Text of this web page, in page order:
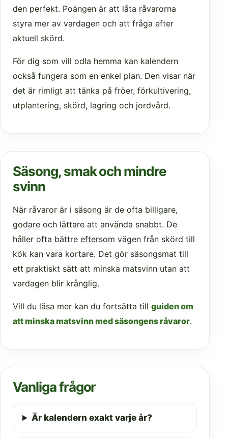
den perfekt. Poängen är att låta råvarorna
styra mer av vardagen och att fråga efter
aktuell skörd.
För dig som vill odla hemma kan kalendern
också fungera som en enkel plan. Den visar när
det är rimligt att tänka på fröer, förkultivering,
utplantering, skörd, lagring och jordvård.
Säsong, smak och mindre
svinn
När råvaror är i säsong är de ofta billigare,
godare och lättare att använda snabbt. De
håller ofta bättre eftersom vägen från skörd till
kök kan vara kortare. Det gör säsongsmat till
ett praktiskt sätt att minska matsvinn utan att
vardagen blir krånglig.
Vill du läsa mer kan du fortsätta till guiden om
att minska matsvinn med säsongens råvaror.
Vanliga frågor
Är kalendern exakt varje år?